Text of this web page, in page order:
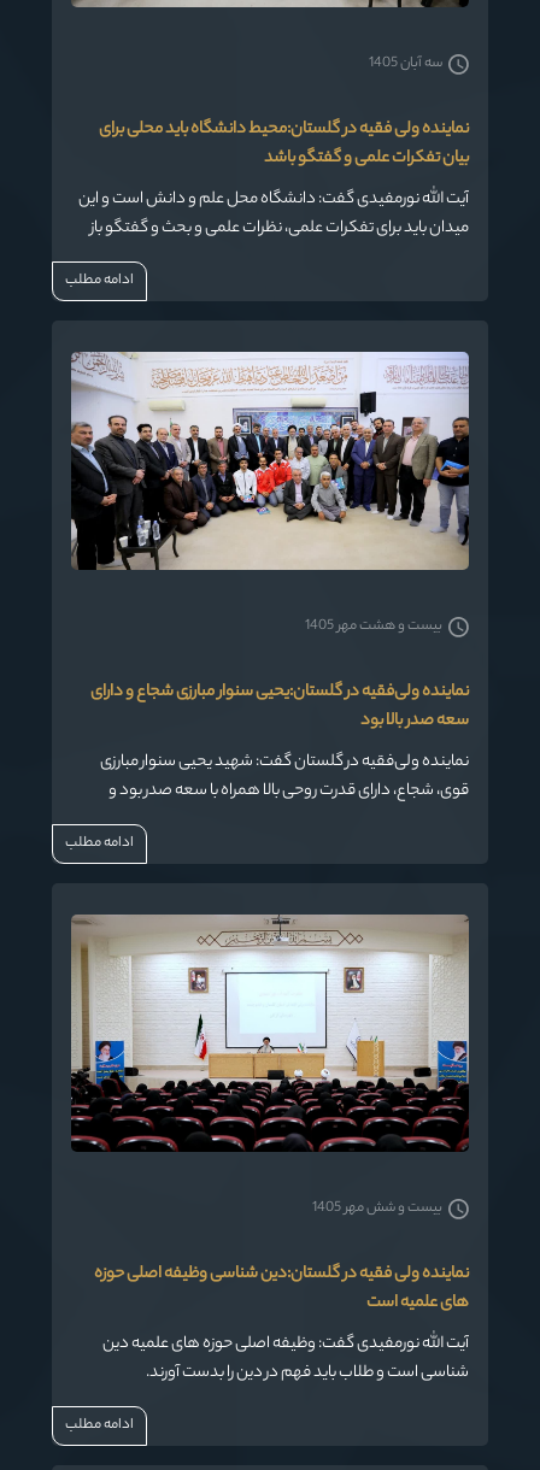
نماینده ولی فقیه در گلستان:محیط دانشگاه باید محلی برای
بیان تفکرات علمی و گفتگو باشد
آیت الله نورمفیدی گفت: دانشگاه محل علم و دانش است و این
میدان باید برای تفکرات علمی، نظرات علمی و بحث و گفتگو باز
سه آبان 1405
ادامه مطلب
نماینده ولی‌فقیه در گلستان:یحیی سنوار مبارزی شجاع و دارای
سعه صدر بالا بود
نماینده ولی‌فقیه در گلستان گفت: شهید یحیی سنوار مبارزی
قوی، شجاع، دارای قدرت روحی بالا همراه با سعه صدر بود و
اقدامات مهمی از جمله عملیات طوفان الاقصی را پایه‌گذاری کرد.
بیست و هشت مهر 1405
ادامه مطلب
نماینده ولی فقیه در گلستان:دین شناسی وظیفه اصلی حوزه
های علمیه است
آیت الله نورمفیدی گفت: وظیفه اصلی حوزه های علمیه دین
شناسی است و طلاب باید فهم در دین را بدست آورند.
بیست و شش مهر 1405
ادامه مطلب